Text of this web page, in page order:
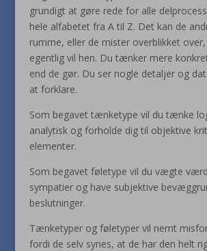
grundigt at gøre rede for alle
hele alfabetet fra A til Z. Det kan de
rumme, eller de mister overblikket
egentlig vil hen. Du tænker mere
end de gør. Du ser nogle detaljer og
at forklare.
Som begavet tænketype vil du tænke
analytisk og forholde dig til objektive
elementer.
Som begavet føletype vil du vægte
sympatier og have subjektive
beslutninger.
Tænketyper og føletyper vil nemt
fordi de selv synes, at de har den helt